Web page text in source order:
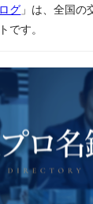
グ 」は、全国の
です。